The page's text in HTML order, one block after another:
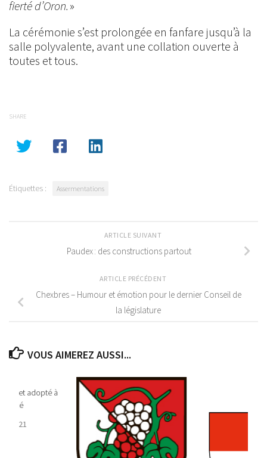
fierté d’Oron. »
La cérémonie s’est prolongée en fanfare jusqu’à la
salle polyvalente, avant une collation ouverte à
toutes et tous.
SHARE
Étiquettes : Assermentations
ARTICLE SUIVANT
Paudex : des constructions partout
ARTICLE PRÉCÉDENT
Chexbres – Humour et émotion pour le dernier Conseil de
la législature
VOUS AIMEREZ AUSSI...
adopté à
2021